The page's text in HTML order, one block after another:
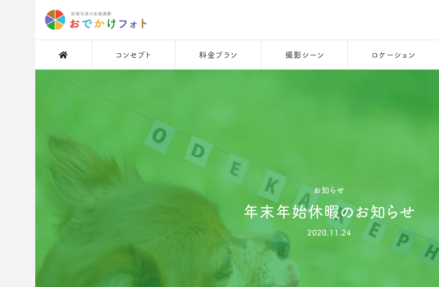
コンセプト 料金プラン 撮影シーン ロケーション
お知らせ
年末年始休暇のお知らせ
2020.11.24